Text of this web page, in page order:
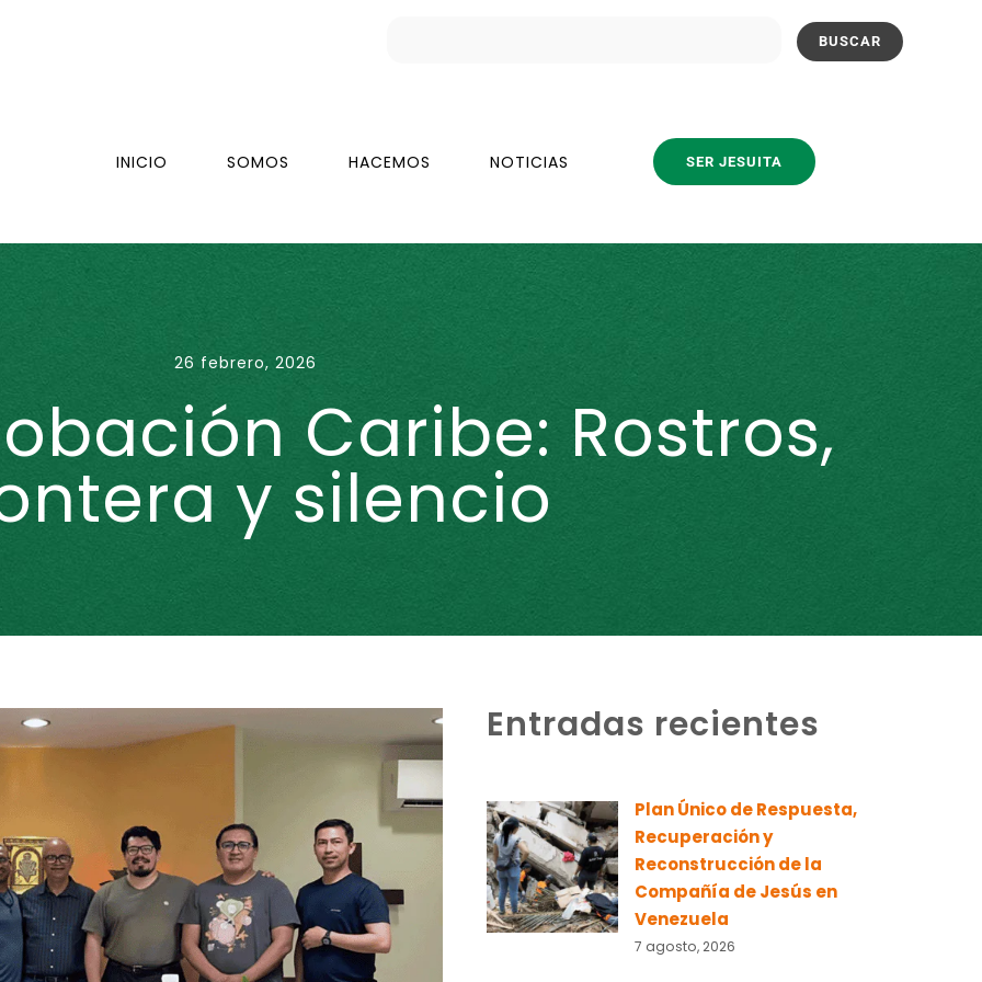
INICIO SOMOS HACEMOS NOTICIAS SER JESUITA
26 febrero, 2026
Caribe: Rostros,
y silencio
Entradas recientes
Plan Único de Respuesta,
Recuperación y
Reconstrucción de la
Compañía de Jesús en
Venezuela
7 agosto, 2026